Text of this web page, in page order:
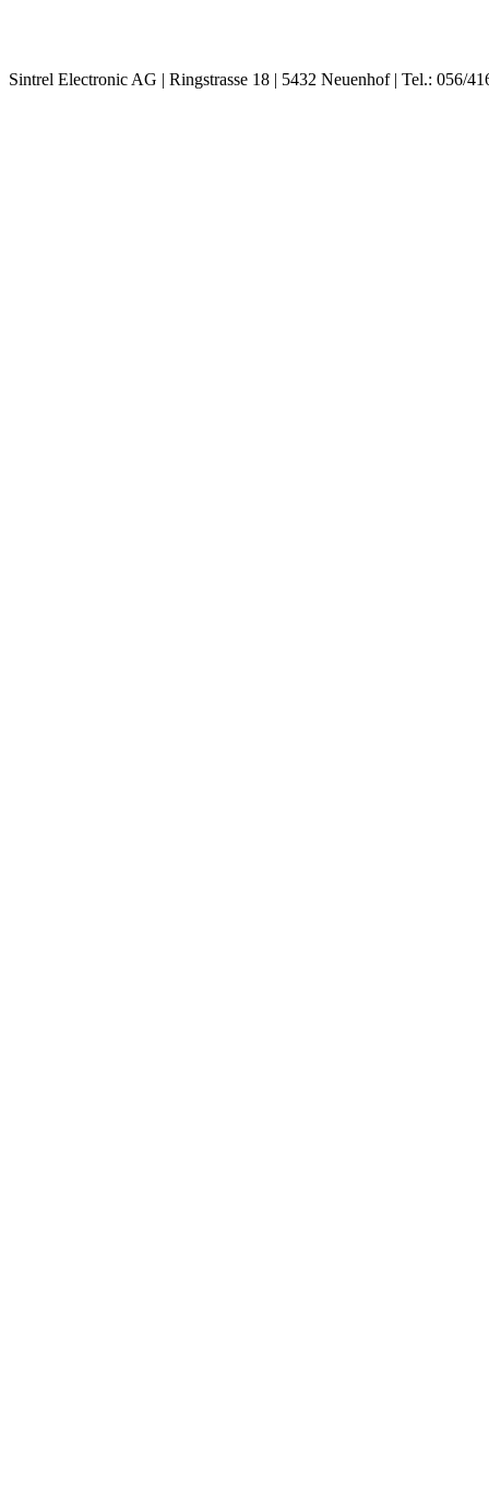
Sintrel Electronic AG | Ringstrasse 18 | 5432 Neuenhof | Tel.: 056/